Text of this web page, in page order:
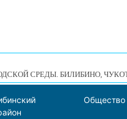
СРЕДЫ. БИЛИБИНО,
Общество